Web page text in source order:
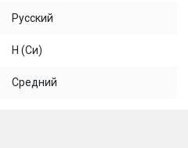
Русский
H (Си)
Средний